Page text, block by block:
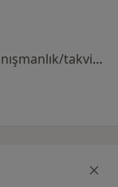
Bu uzman ilgili adres için online danışmanlık/takvim sunmuyor.